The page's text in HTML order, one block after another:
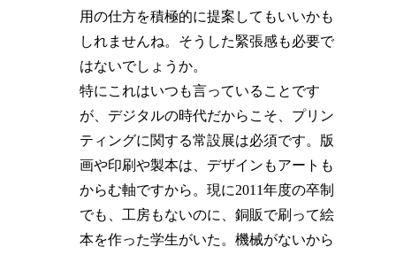
用の仕方を積極的に提案してもいいかも
しれませんね。そうした緊張感も必要で
はないでしょうか。
特にこれはいつも言っていることです
が、デジタルの時代だからこそ、プリン
ティングに関する常設展は必須です。版
画や印刷や製本は、デザインもアートも
からむ軸ですから。現に2011年度の卒制
でも、工房もないのに、銅販で刷って絵
本を作った学生がいた。機械がないから